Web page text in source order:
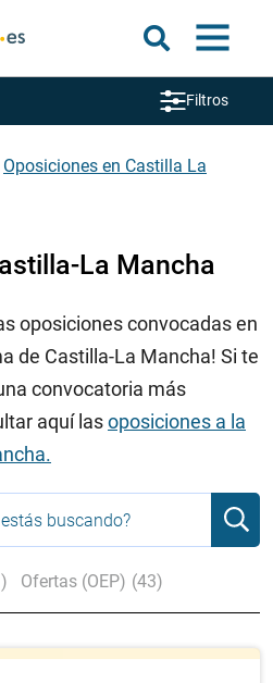
Filtros
Oposiciones en Castilla La
La Mancha
oposiciones convocadas en
de Castilla-La Mancha! Si te
convocatoria más
aquí lasoposiciones a la
Ofertas (OEP) (43)